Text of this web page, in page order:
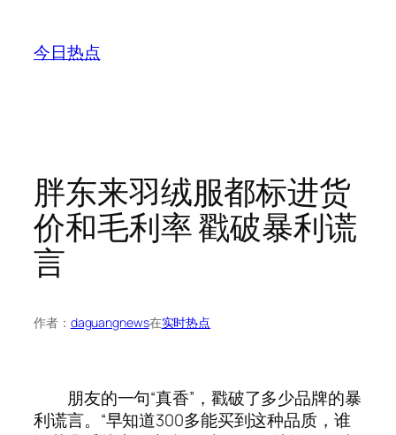
今日热点
胖东来羽绒服都标进货
价和毛利率 戳破暴利谎
言
作者： daguangnews在实时热点
朋友的一句“真香”，戳破了多少品牌的暴
利谎言。“早知道300多能买到这种品质，谁